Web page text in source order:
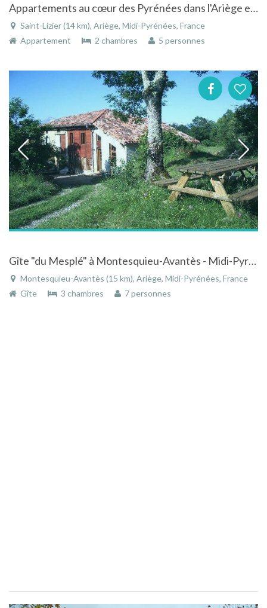
Appartements au cœur des Pyrénées dans l'Ariège en Midi-Pyrénées
Saint-Lizier (14 km), Ariège, Midi-Pyrénées, France
Appartement
2 chambres 5 personnes
Gîte "du Mesplé" à Montesquieu-Avantès - Midi-Pyrénées avec piscine face à la montagne
Montesquieu-Avantès (15 km), Ariège, Midi-Pyrénées, France
Gîte
3 chambres 7 personnes